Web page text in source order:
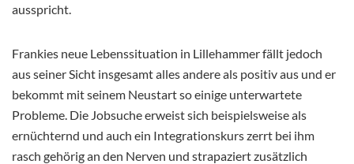
ausspricht.
Frankies neue Lebenssituation in Lillehammer fällt jedoch
aus seiner Sicht insgesamt alles andere als positiv aus und er
bekommt mit seinem Neustart so einige unterwartete
Probleme. Die Jobsuche erweist sich beispielsweise als
ernüchternd und auch ein Integrationskurs zerrt bei ihm
rasch gehörig an den Nerven und strapaziert zusätzlich